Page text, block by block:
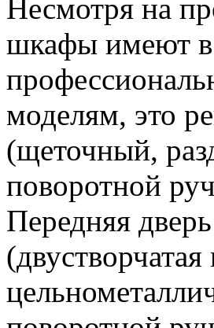
Несмотря на
шкафы имеют в
моделям, это
(щеточный,
поворотной
Передняя